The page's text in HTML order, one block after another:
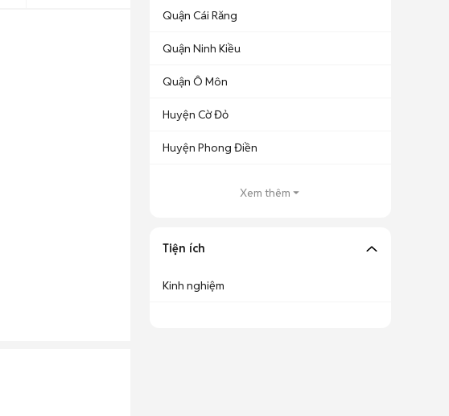
Quận Cái Răng
Quận Ninh Kiều
Quận Ô Môn
Huyện Cờ Đỏ
Huyện Phong Điền
Xem thêm
Tiện ích
Kinh nghiệm